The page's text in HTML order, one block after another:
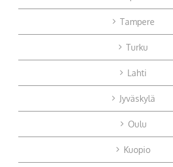
Tampere
Turku
Lahti
Jyväskylä
Oulu
Kuopio